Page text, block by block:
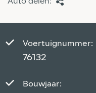
Voertuignummer:
76132
Bouwjaar: